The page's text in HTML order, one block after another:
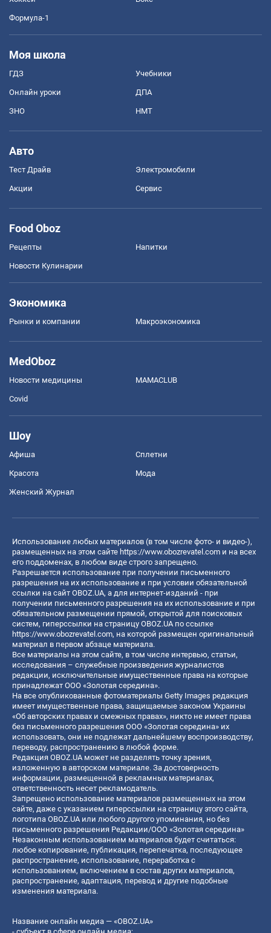
Формула-1
Моя школа
ГДЗ Учебники
Онлайн уроки ДПА
ЗНО НМТ
Авто
Тест Драйв Электромобили
Акции Сервис
Food Oboz
Рецепты Напитки
Новости Кулинарии
Экономика
Рынки и компании Mакроэкономика
MedOboz
Новости медицины MAMACLUB
Covid
Шоу
Афиша Сплетни
Красота Мода
Женский Журнал
Использование любых материалов (в том числе фото- и видео-),
размещенных на этом сайте https://www.obozrevatel.com и на всех
его поддоменах, в любом виде строго запрещено.
Разрешается использование при получении письменного
разрешения на их использование и при условии обязательной
ссылки на сайт OBOZ.UA, а для интернет-изданий - при
получении письменного разрешения на их использование и при
обязательном размещении прямой, открытой для поисковых
систем, гиперссылки на страницу OBOZ.UA по ссылке
https://www.obozrevatel.com, на которой размещен оригинальный
материал в первом абзаце материала.
Все материалы на этом сайте, в том числе интервью, статьи,
исследования – служебные произведения журналистов
редакции, исключительные имущественные права на которые
принадлежат ООО «Золотая середина».
На все опубликованные фотоматериалы Getty Images редакция
имеет имущественные права, защищаемые законом Украины
«Об авторских правах и смежных правах», никто не имеет права
без письменного разрешения ООО «Золотая середина» их
использовать, они не подлежат дальнейшему воспроизводству,
переводу, распространению в любой форме.
Редакция OBOZ.UA может не разделять точку зрения,
изложенную в авторском материале. За достоверность
информации, размещенной в рекламных материалах,
ответственность несет рекламодатель.
Запрещено использование материалов размещенных на этом
сайте, даже с указанием гиперссылки на страницу этого сайта,
логотипа OBOZ.UA или любого другого упоминания, но без
письменного разрешения Редакции/ООО «Золотая середина»
Незаконным использованием материалов будет считаться:
любое копирование, публикация, перепечатка, последующее
распространение, использование, переработка с
использованием, включением в состав других материалов,
распространение, адаптация, перевод и другие подобные
изменения материала.
Название онлайн медиа — «OBOZ.UA»